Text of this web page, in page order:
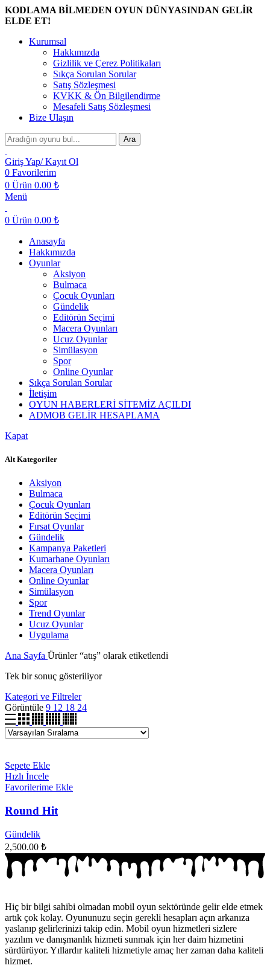
KODLAMA BİLMEDEN OYUN DÜNYASINDAN GELİR
ELDE ET!
Kurumsal
Hakkımızda
Gizlilik ve Çerez Politikaları
Sıkça Sorulan Sorular
Satış Sözleşmesi
KVKK & Ön Bilgilendirme
Mesafeli Satış Sözleşmesi
Bize Ulaşın
Ara
Giriş Yap/ Kayıt Ol
0 Favorilerim
0 Ürün 0.00 ₺
Menü
0 Ürün 0.00 ₺
Anasayfa
Hakkımızda
Oyunlar
Aksiyon
Bulmaca
Çocuk Oyunları
Gündelik
Editörün Seçimi
Macera Oyunları
Ucuz Oyunlar
Simülasyon
Spor
Online Oyunlar
Sıkça Sorulan Sorular
İletişim
OYUN HABERLERİ SİTEMİZ AÇILDI
ADMOB GELİR HESAPLAMA
Kapat
Alt Kategoriler
Aksiyon
Bulmaca
Çocuk Oyunları
Editörün Seçimi
Fırsat Oyunlar
Gündelik
Kampanya Paketleri
Kumarhane Oyunları
Macera Oyunları
Online Oyunlar
Simülasyon
Spor
Trend Oyunlar
Ucuz Oyunlar
Uygulama
Ana Sayfa Ürünler “atış” olarak etiketlendi
Tek bir sonuç gösteriliyor
Kategori ve Filtreler
Görüntüle 9 12 18 24
Sepete Ekle
Hızlı İncele
Favorilerime Ekle
Round Hit
Gündelik
2,500.00 ₺
Hiç bir bilgi sahibi olmadan mobil oyun sektöründe gelir elde etmek
artık çok kolay. Oyununuzu seçin gerekli hesapları açın arkanıza
yaslanıp gelirlerinizi takip edin. Mobil oyun hizmetleri sizlere
yazılım ve danışmanlık hizmeti sunmak için her daim hizmetini
sürdürüyor. Yıllardır kaliteli hizmetiyle amaç her zaman daha kaliteli
hizmet.